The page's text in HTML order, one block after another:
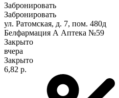
Забронировать
Забронировать
ул. Ратомская, д. 7, пом. 480д
Белфармация А Аптека №59
Закрыто
вчера
Закрыто
6,82 р.